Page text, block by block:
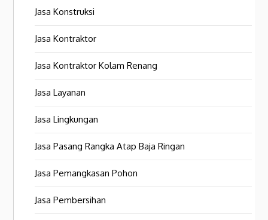
Jasa Konstruksi
Jasa Kontraktor
Jasa Kontraktor Kolam Renang
Jasa Layanan
Jasa Lingkungan
Jasa Pasang Rangka Atap Baja Ringan
Jasa Pemangkasan Pohon
Jasa Pembersihan